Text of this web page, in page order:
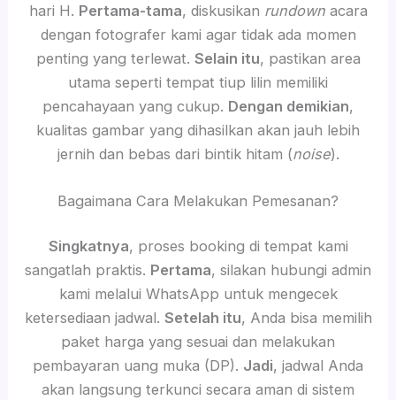
hari H. Pertama-tama, diskusikan rundownacara
dengan fotografer kami agar tidak ada momen
penting yang terlewat. Selain itu, pastikan area
utama seperti tempat tiup lilin memiliki
pencahayaan yang cukup. Dengan demikian,
kualitas gambar yang dihasilkan akan jauh lebih
jernih dan bebas dari bintik hitam (noise).
Bagaimana Cara Melakukan Pemesanan?
Singkatnya, proses booking di tempat kami
sangatlah praktis. Pertama, silakan hubungi admin
kami melalui WhatsApp untuk mengecek
ketersediaan jadwal. Setelah itu, Anda bisa memilih
paket harga yang sesuai dan melakukan
pembayaran uang muka (DP). Jadi, jadwal Anda
akan langsung terkunci secara aman di sistem